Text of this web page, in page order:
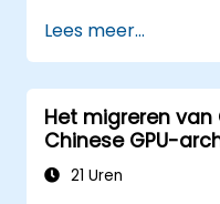
Lees meer...
Het migreren
Chinese GPU-
21 Uren